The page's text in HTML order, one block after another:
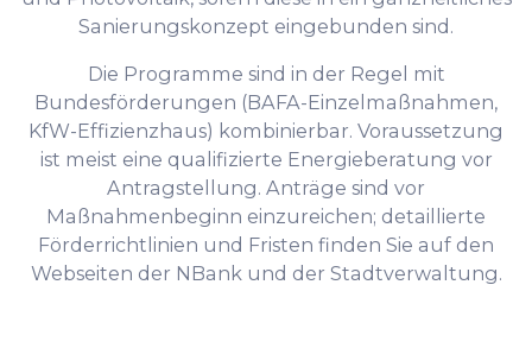
Sanierungskonzept eingebunden sind.
Die Programme sind in der Regel mit
Bundesförderungen (BAFA-Einzelmaßnahmen,
KfW-Effizienzhaus) kombinierbar. Voraussetzung
ist meist eine qualifizierte Energieberatung vor
Antragstellung. Anträge sind vor
Maßnahmenbeginn einzureichen; detaillierte
Förderrichtlinien und Fristen finden Sie auf den
Webseiten der NBank und der Stadtverwaltung.